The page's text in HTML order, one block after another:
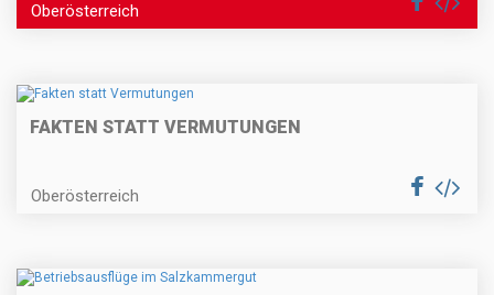
Oberösterreich
FAKTEN STATT VERMUTUNGEN
Oberösterreich